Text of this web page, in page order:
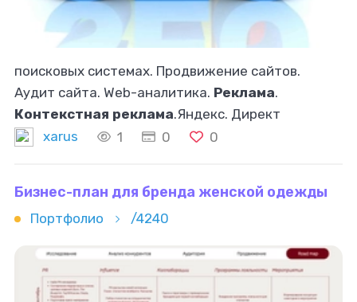
поисковых системах. Продвижение сайтов.
Аудит сайта. Web-аналитика. Реклама.
Контекстная реклама.Яндекс. Директ
Акция.GoogleРеклама. Реклама
xarus 1 0 0
Бизнес-план для бренда женской одежды
Портфолио /4240